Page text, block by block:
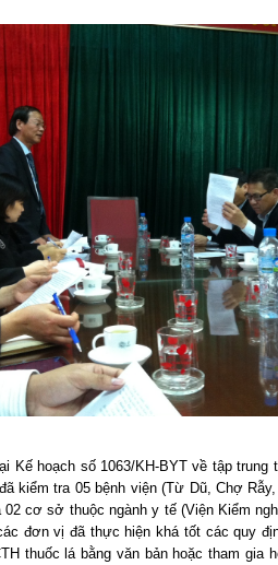
Kế hoạch số 1063/KH-BYT về tập
kiểm tra 05 bệnh viện (Từ Dũ, Chợ
cơ sở thuộc ngành y tế (Viện Kiểm
đơn vị đã thực hiện khá tốt các quy
thuốc lá bằng văn bản hoặc tham gia